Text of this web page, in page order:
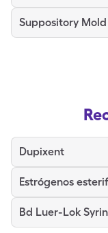
Dupixent
Bd Luer-Lok